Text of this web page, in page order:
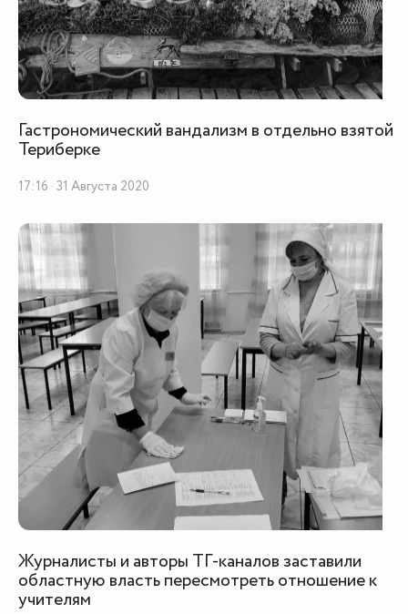
Гастрономический вандализм в отдельно взятой
Териберке
17:16 · 31 Августа 2020
Журналисты и авторы ТГ-каналов заставили
областную власть пересмотреть отношение к
учителям